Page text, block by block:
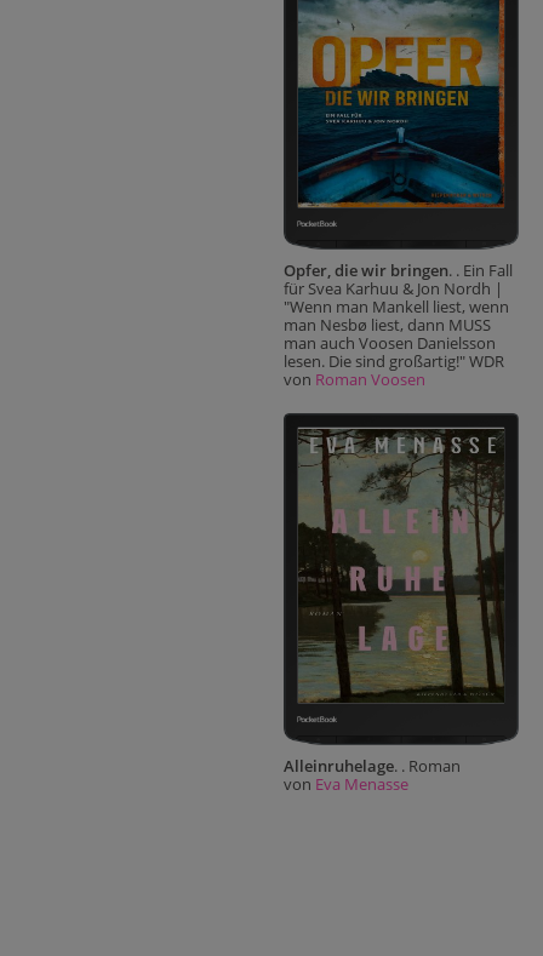
Opfer, die wir bringen. . Ein Fall
für Svea Karhuu & Jon Nordh |
"Wenn man Mankell liest, wenn
man Nesbø liest, dann MUSS
man auch Voosen Danielsson
lesen. Die sind großartig!" WDR
von Roman Voosen
Alleinruhelage. . Roman
von Eva Menasse